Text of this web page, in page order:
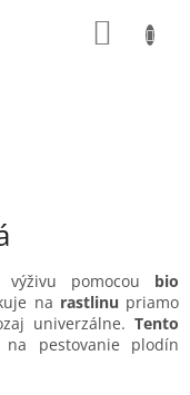
pomocou bio
na rastlinu priamo
univerzálne. Tento
na pestovanie plodín